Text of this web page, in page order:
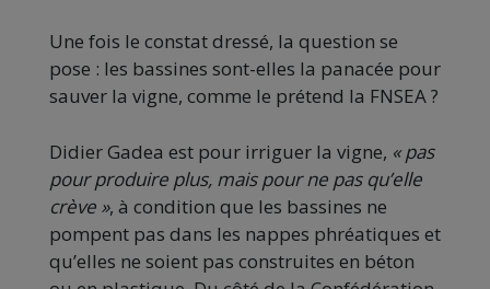
Une fois le constat dressé, la question se
pose : les bassines sont-elles la panacée pour
sauver la vigne, comme le prétend la FNSEA ?
Didier Gadea est pour irriguer la vigne, « pas
pour produire plus, mais pour ne pas qu’elle
crève », à condition que les bassines ne
pompent pas dans les nappes phréatiques et
qu’elles ne soient pas construites en béton